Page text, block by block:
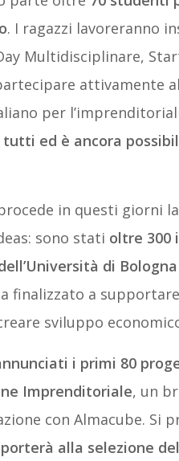
. I ragazzi lavoreranno
Multidisciplinare,
attivamente
per
ed è ancora
in questi giorni
sono stati oltre 300
di Bologna
finalizzato a
sviluppo
i primi 80
Imprenditoriale, un
con Almacube. Si
alla selezione